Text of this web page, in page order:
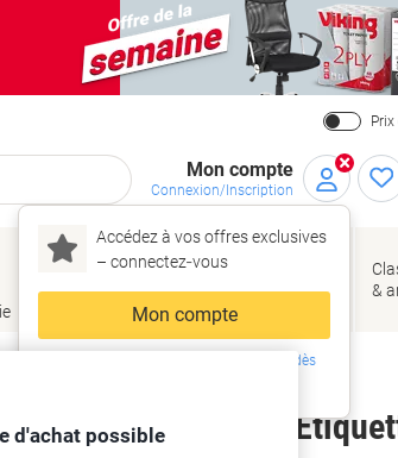
Prix
Mon compte
Connexion/Inscription
Accédez à vos offres exclusives
– connectez‑vous
Mon compte
Inscrivez-vous dès
Encres
Papier,
enveloppes
&
emballage
de bureau
&
4 Feuilles de 104
d'achat possible